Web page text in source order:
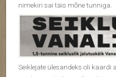
nimekiri sai täis mõne tunniga.
Seiklejate ülesandeks oli kaardi